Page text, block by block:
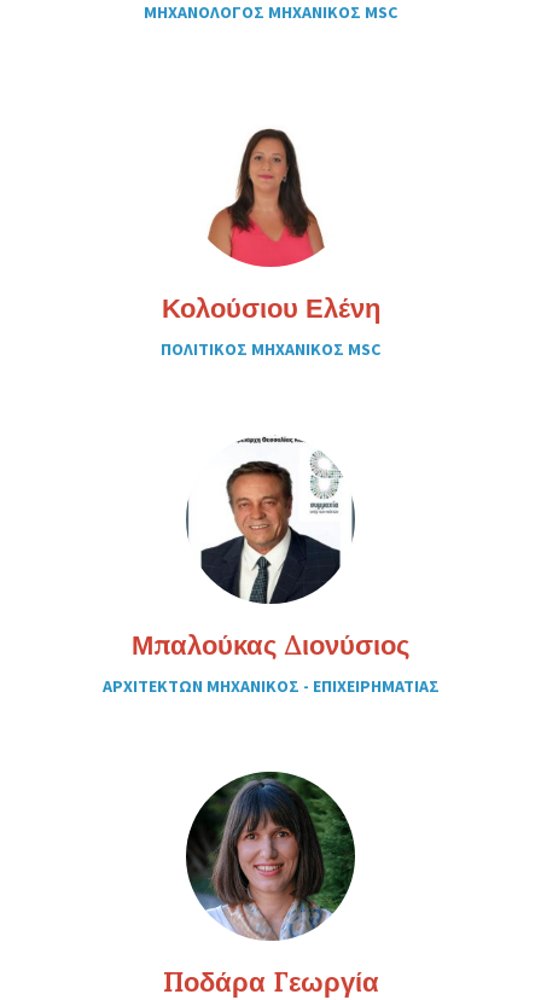
ΜΗΧΑΝΟΛΟΓΟΣ ΜΗΧΑΝΙΚΟΣ MSC
Κολούσιου Ελένη
ΠΟΛΙΤΙΚΟΣ ΜΗΧΑΝΙΚΟΣ MSC
Μπαλούκας Διονύσιος
ΑΡΧΙΤΕΚΤΩΝ ΜΗΧΑΝΙΚΟΣ - ΕΠΙΧΕΙΡΗΜΑΤΙΑΣ
Ποδάρα Γεωργία